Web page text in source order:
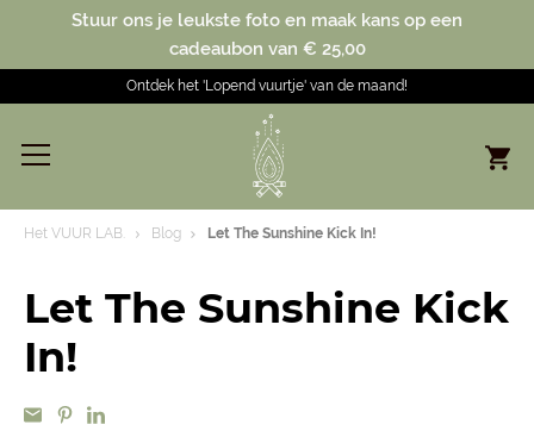
Stuur ons je leukste foto en maak kans op een
cadeaubon van € 25,00
Ontdek het 'Lopend vuurtje' van de maand!
Het VUUR LAB. Blog Let The Sunshine Kick In!
Let The Sunshine Kick
In!